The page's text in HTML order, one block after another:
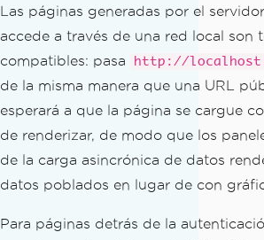
Las páginas generadas por el
accede a través de una red local son
compatibles: pasa
http://
de la misma manera que una URL
esperará a que la página se cargue
de renderizar, de modo que los
de la carga asincrónica de datos
datos poblados en lugar de con
Para páginas detrás de la